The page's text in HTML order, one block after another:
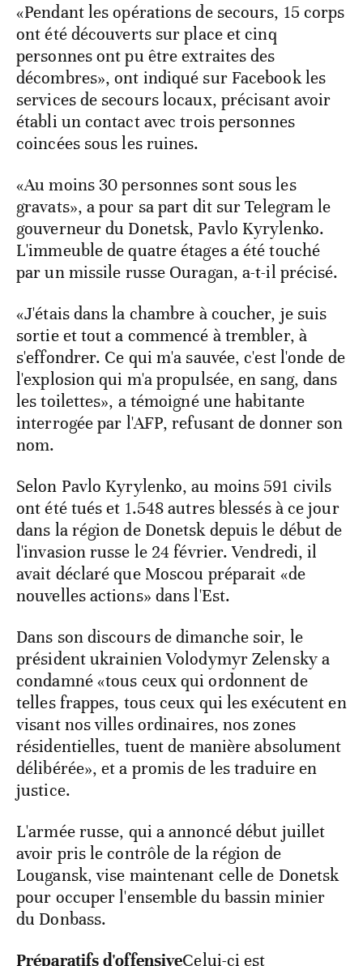
«Pendant les opérations de secours, 15 corps
ont été découverts sur place et cinq
personnes ont pu être extraites des
décombres», ont indiqué sur Facebook les
services de secours locaux, précisant avoir
établi un contact avec trois personnes
coincées sous les ruines.
«Au moins 30 personnes sont sous les
gravats», a pour sa part dit sur Telegram le
gouverneur du Donetsk, Pavlo Kyrylenko.
L'immeuble de quatre étages a été touché
par un missile russe Ouragan, a-t-il précisé.
«J'étais dans la chambre à coucher, je suis
sortie et tout a commencé à trembler, à
s'effondrer. Ce qui m'a sauvée, c'est l'onde de
l'explosion qui m'a propulsée, en sang, dans
les toilettes», a témoigné une habitante
interrogée par l'AFP, refusant de donner son
nom.
Selon Pavlo Kyrylenko, au moins 591 civils
ont été tués et 1.548 autres blessés à ce jour
dans la région de Donetsk depuis le début de
l'invasion russe le 24 février. Vendredi, il
avait déclaré que Moscou préparait «de
nouvelles actions» dans l'Est.
Dans son discours de dimanche soir, le
président ukrainien Volodymyr Zelensky a
condamné «tous ceux qui ordonnent de
telles frappes, tous ceux qui les exécutent en
visant nos villes ordinaires, nos zones
résidentielles, tuent de manière absolument
délibérée», et a promis de les traduire en
justice.
L'armée russe, qui a annoncé début juillet
avoir pris le contrôle de la région de
Lougansk, vise maintenant celle de Donetsk
pour occuper l'ensemble du bassin minier
du Donbass.
Préparatifs d'offensiveCelui-ci est